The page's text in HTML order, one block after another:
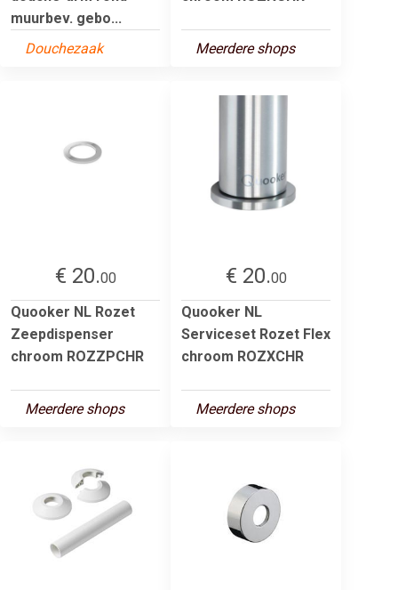
muurbev. gebo...
Douchezaak
Meerdere shops
€ 20.00
Quooker NL Rozet
Zeepdispenser
chroom ROZZPCHR
Meerdere shops
€ 20.00
Quooker NL
Serviceset Rozet Flex
chroom ROZXCHR
Meerdere shops